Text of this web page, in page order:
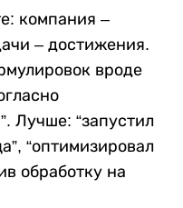
компания –
– достижения.
вроде
Лучше: “запустил
“оптимизировал
обработку на